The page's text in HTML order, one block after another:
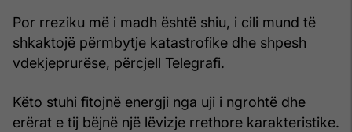
Por rreziku më i madh është shiu, i cili mund të
shkaktojë përmbytje katastrofike dhe shpesh
vdekjeprurëse, përcjell Telegrafi.
Këto stuhi fitojnë energji nga uji i ngrohtë dhe
erërat e tij bëjnë një lëvizje rrethore karakteristike.